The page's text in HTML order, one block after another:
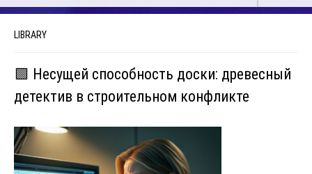
LIBRARY
🟩 Несущей способность доски: древесный
детектив в строительном конфликте